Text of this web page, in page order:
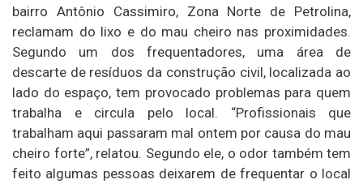
bairro Antônio Cassimiro, Zona Norte de Petrolina,
reclamam do lixo e do mau cheiro nas proximidades.
Segundo um dos frequentadores, uma área de
descarte de resíduos da construção civil, localizada ao
lado do espaço, tem provocado problemas para quem
trabalha e circula pelo local. “Profissionais que
trabalham aqui passaram mal ontem por causa do mau
cheiro forte”, relatou. Segundo ele, o odor também tem
feito algumas pessoas deixarem de frequentar o local